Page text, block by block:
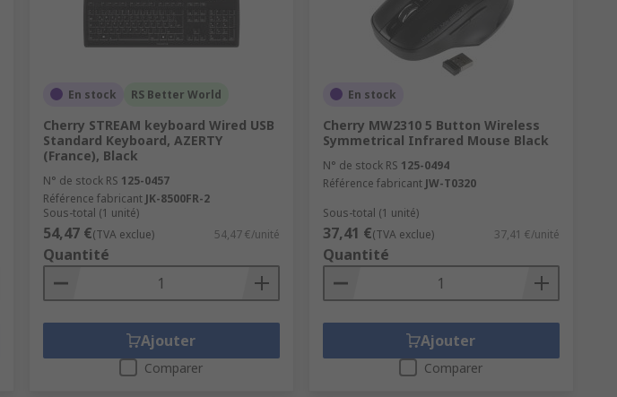
En stock RS Better World
Cherry STREAM keyboard Wired USB
Standard Keyboard, AZERTY
(France), Black
N° de stock RS 125-0457
Référence fabricant JK-8500FR-2
Sous-total (1 unité)
54,47 €(TVA exclue) 54,47 €/unité
Quantité
Ajouter
Comparer
En stock
Cherry MW2310 5 Button Wireless
Symmetrical Infrared Mouse Black
N° de stock RS 125-0494
Référence fabricant JW-T0320
Sous-total (1 unité)
37,41 €(TVA exclue) 37,41 €/unité
Quantité
Ajouter
Comparer